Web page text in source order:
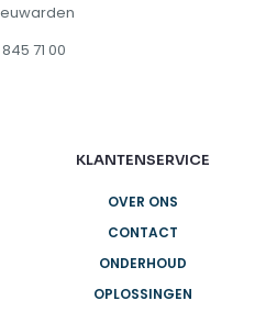
71 00
KLANTENSERVICE
OVER ONS
CONTACT
ONDERHOUD
OPLOSSINGEN